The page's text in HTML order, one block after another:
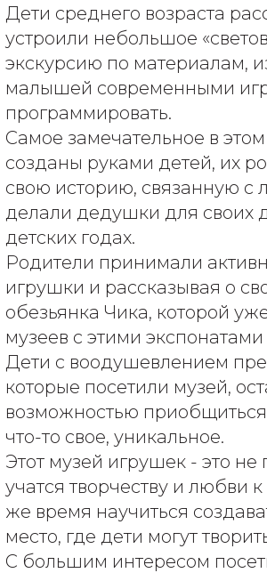
Дети среднего возраста
устроили небольшое
экскурсию по материалам,
малышей современными
программировать.
Самое замечательное в
созданы руками детей, их
свою историю, связанную с
делали дедушки для своих
детских годах.
Родители принимали
игрушки и рассказывая о
обезьянка Чика, которой
музеев с этими
Дети с воодушевлением
которые посетили музей,
возможностью приобщиться
что-то свое, уникальное.
Этот музей игрушек - это не
учатся творчеству и любви
же время научиться
место, где дети могут
С большим интересом